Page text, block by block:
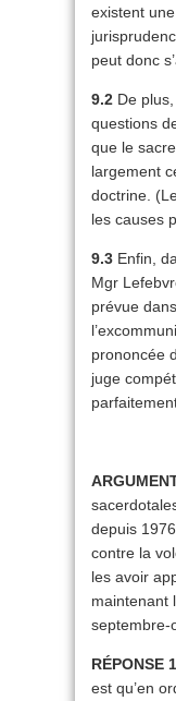
existent
peut donc
9.2 De
questions
que le
largement
doctrine.
les causes
9.3 Enfin,
Mgr
prévue
prononcée
juge
depuis
contre la
les avoir
maintenant
septembre-
RÉPONSE
est qu’en